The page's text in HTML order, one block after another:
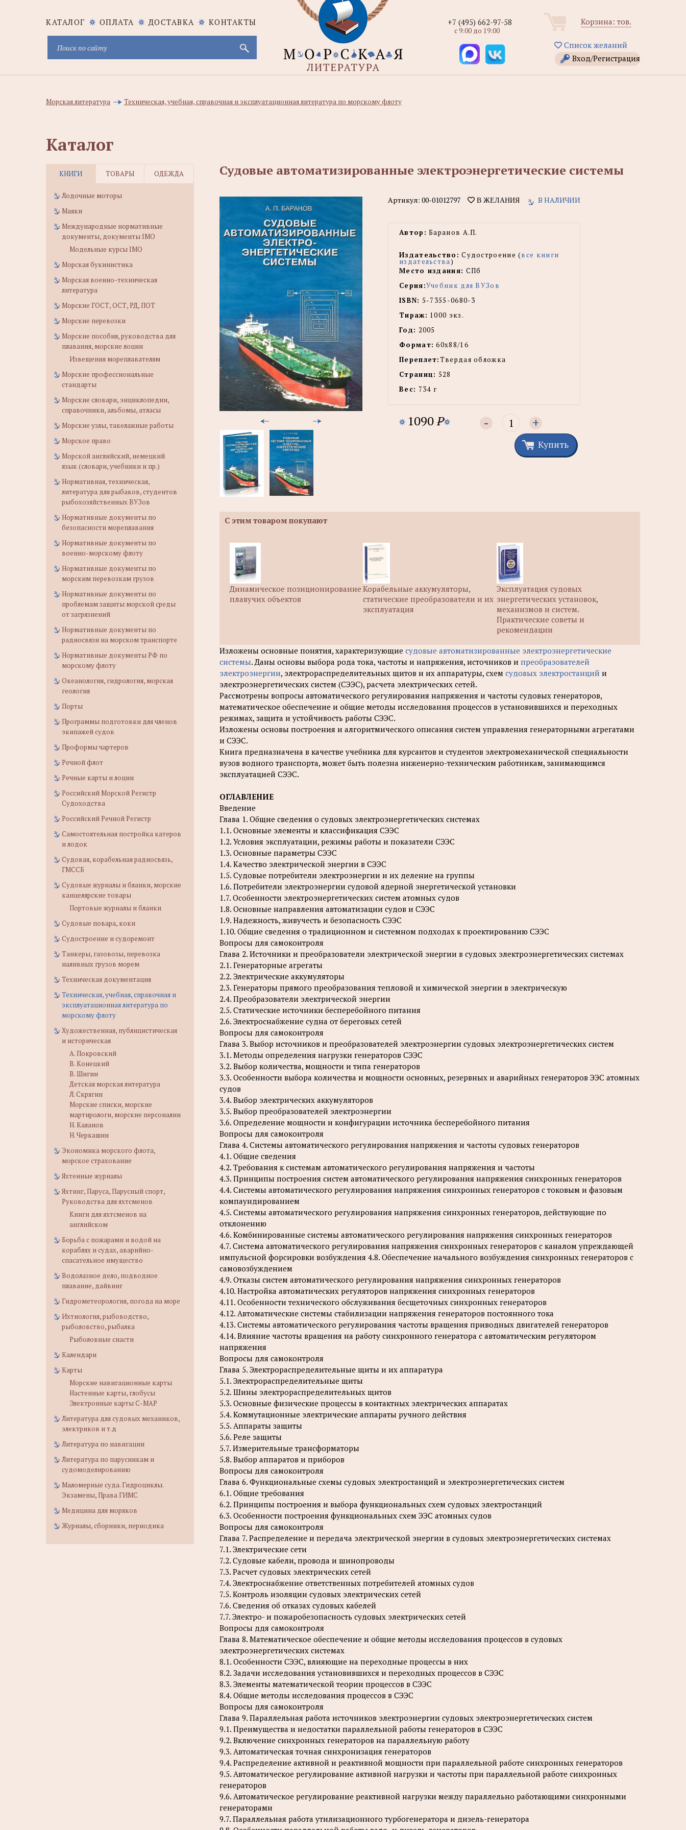
КАТАЛОГ ОПЛАТА ДОСТАВКА КОНТАКТЫ Корзина: тов.
Список желаний
Вход/Регистрация
+7 (495) 662-97-58
с 9:00 до 19:00
Морская литература Техническая, учебная, справочная и эксплуатационная литература по морскому флоту
Каталог
КНИГИ ТОВАРЫ ОДЕЖДА
Лодочные моторы
Маяки
Международные нормативные
документы, документы IMO
Модельные курсы IMO
Морская букинистика
Морская военно-техническая
литература
Морские ГОСТ, ОСТ, РД, ПОТ
Морские перевозки
Морские пособия, руководства для
плавания, морские лоции
Извещения мореплавателям
Морские профессиональные
стандарты
Морские словари, энциклопедии,
справочники, альбомы, атласы
Морские узлы, такелажные работы
Морское право
Морской английский, немецкий
язык (словари, учебники и пр.)
Нормативная, техническая,
литература для рыбаков, студентов
рыбохозяйственных ВУЗов
Нормативные документы по
безопасности мореплавания
Нормативные документы по
военно-морскому флоту
Нормативные документы по
морским перевозкам грузов
Нормативные документы по
проблемам защиты морской среды
от загрязнений
Нормативные документы по
радиосвязи на морском транспорте
Нормативные документы РФ по
морскому флоту
Океанология, гидрология, морская
геология
Порты
Программы подготовки для членов
экипажей судов
Проформы чартеров
Речной флот
Речные карты и лоции
Российский Морской Регистр
Судоходства
Российский Речной Регистр
Самостоятельная постройка катеров
и лодок
Судовая, корабельная радиосвязь,
ГМССБ
Судовые журналы и бланки, морские
канцелярские товары
Портовые журналы и бланки
Судовые повара, коки
Судостроение и судоремонт
Танкеры, газовозы, перевозка
наливных грузов морем
Техническая документация
Техническая, учебная, справочная и
эксплуатационная литература по
морскому флоту
Художественная, публицистическая
и историческая
А. Покровский
В. Конецкий
В. Шигин
Детская морская литература
Л. Скрягин
Морские списки, морские
мартирологи, морские персоналии
Н. Каланов
Н. Черкашин
Экономика морского флота,
морское страхование
Яхтенные журналы
Яхтинг, Паруса, Парусный спорт,
Руководства для яхтсменов
Книги для яхтсменов на
английском
Борьба с пожарами и водой на
кораблях и судах, аварийно-
спасательное имущество
Водолазное дело, подводное
плавание, дайвинг
Гидрометеорология, погода на море
Ихтиология, рыбоводство,
рыболовство, рыбалка
Рыболовные снасти
Календари
Карты
Морские навигационные карты
Настенные карты, глобусы
Электронные карты C-MAP
Литература для судовых механиков,
электриков и т.д
Литература по навигации
Литература по парусникам и
судомоделированию
Маломерные суда. Гидроциклы.
Экзамены, Права ГИМС
Медицина для моряков
Журналы, сборники, периодика
Судовые автоматизированные электроэнергетические системы
Артикул: 00-01012797 В ЖЕЛАНИЯ В НАЛИЧИИ
Автор: Баранов А.П.
Издательство: Судостроение (все книги
издательства)
Место издания: СПб
Серия:Учебник для ВУЗов
ISBN: 5-7355-0680-3
Тираж: 1000 экз.
Год: 2005
Формат: 60х88/16
Переплет:Твердая обложка
Страниц: 528
Вес: 734 г
1090P - +
Купить
С этим товаром покупают
Динамическое позиционирование
плавучих объектов
Корабельные аккумуляторы,
статические преобразователи и их
эксплуатация
Эксплуатация судовых
энергетических установок,
механизмов и систем.
Практические советы и
рекомендации
Изложены основные понятия, характеризующие судовые автоматизированные электроэнергетические
системы. Даны основы выбора рода тока, частоты и напряжения, источников и преобразователей
электроэнергии, электрораспределительных щитов и их аппаратуры, схем судовых электростанций и
электроэнергетических систем (СЭЭС), расчета электрических сетей.
Рассмотрены вопросы автоматического регулирования напряжения и частоты судовых генераторов,
математическое обеспечение и общие методы исследования процессов в установившихся и переходных
режимах, защита и устойчивость работы СЭЭС.
Изложены основы построения и алгоритмического описания систем управления генераторными агрегатами
и СЭЭС.
Книга предназначена в качестве учебника для курсантов и студентов электромеханической специальности
вузов водного транспорта, может быть полезна инженерно-техническим работникам, занимающимся
эксплуатацией СЭЭС.
ОГЛАВЛЕНИЕ
Введение
Глава 1. Общие сведения о судовых электроэнергетических системах
1.1. Основные элементы и классификация СЭЭС
1.2. Условия эксплуатации, режимы работы и показатели СЭЭС
1.3. Основные параметры СЭЭС
1.4. Качество электрической энергии в СЭЭС
1.5. Судовые потребители электроэнергии и их деление на группы
1.6. Потребители электроэнергии судовой ядерной энергетической установки
1.7. Особенности электроэнергетических систем атомных судов
1.8. Основные направления автоматизации судов и СЭЭС
1.9. Надежность, живучесть и безопасность СЭЭС
1.10. Общие сведения о традиционном и системном подходах к проектированию СЭЭС
Вопросы для самоконтроля
Глава 2. Источники и преобразователи электрической энергии в судовых электроэнергетических системах
2.1. Генераторные агрегаты
2.2. Электрические аккумуляторы
2.3. Генераторы прямого преобразования тепловой и химической энергии в электрическую
2.4. Преобразователи электрической энергии
2.5. Статические источники бесперебойного питания
2.6. Электроснабжение судна от береговых сетей
Вопросы для самоконтроля
Глава 3. Выбор источников и преобразователей электроэнергии судовых электроэнергетических систем
3.1. Методы определения нагрузки генераторов СЭЭС
3.2. Выбор количества, мощности и типа генераторов
3.3. Особенности выбора количества и мощности основных, резервных и аварийных генераторов ЭЭС атомных
судов
3.4. Выбор электрических аккумуляторов
3.5. Выбор преобразователей электроэнергии
3.6. Определение мощности и конфигурации источника бесперебойного питания
Вопросы для самоконтроля
Глава 4. Системы автоматического регулирования напряжения и частоты судовых генераторов
4.1. Общие сведения
4.2. Требования к системам автоматического регулирования напряжения и частоты
4.3. Принципы построения систем автоматического регулирования напряжения синхронных генераторов
4.4. Системы автоматического регулирования напряжения синхронных генераторов с токовым и фазовым
компаундированием
4.5. Системы автоматического регулирования напряжения синхронных генераторов, действующие по
отклонению
4.6. Комбинированные системы автоматического регулирования напряжения синхронных генераторов
4.7. Система автоматического регулирования напряжения синхронных генераторов с каналом упреждающей
импульсной форсировки возбуждения 4.8. Обеспечение начального возбуждения синхронных генераторов с
самовозбуждением
4.9. Отказы систем автоматического регулирования напряжения синхронных генераторов
4.10. Настройка автоматических регуляторов напряжения синхронных генераторов
4.11. Особенности технического обслуживания бесщеточных синхронных генераторов
4.12. Автоматические системы стабилизации напряжения генераторов постоянного тока
4.13. Системы автоматического регулирования частоты вращения приводных двигателей генераторов
4.14. Влияние частоты вращения на работу синхронного генератора с автоматическим регулятором
напряжения
Вопросы для самоконтроля
Глава 5. Электрораспределительные щиты и их аппаратура
5.1. Электрораспределительные щиты
5.2. Шины электрораспределительных щитов
5.3. Основные физические процессы в контактных электрических аппаратах
5.4. Коммутационные электрические аппараты ручного действия
5.5. Аппараты защиты
5.6. Реле защиты
5.7. Измерительные трансформаторы
5.8. Выбор аппаратов и приборов
Вопросы для самоконтроля
Глава 6. Функциональные схемы судовых электростанций и электроэнергетических систем
6.1. Общие требования
6.2. Принципы построения и выбора функциональных схем судовых электростанций
6.3. Особенности построения функциональных схем ЭЭС атомных судов
Вопросы для самоконтроля
Глава 7. Распределение и передача электрической энергии в судовых электроэнергетических системах
7.1. Электрические сети
7.2. Судовые кабели, провода и шинопроводы
7.3. Расчет судовых электрических сетей
7.4. Электроснабжение ответственных потребителей атомных судов
7.5. Контроль изоляции судовых электрических сетей
7.6. Сведения об отказах судовых кабелей
7.7. Электро- и пожаробезопасность судовых электрических сетей
Вопросы ддя самоконтроля
Глава 8. Математическое обеспечение и общие методы исследования процессов в судовых
электроэнергетических системах
8.1. Особенности СЭЭС, влияющие на переходные процессы в них
8.2. Задачи исследования установившихся и переходных процессов в СЭЭС
8.3. Элементы математической теории процессов в СЭЭС
8.4. Общие методы исследования процессов в СЭЭС
Вопросы для самоконтроля
Глава 9. Параллельная работа источников электроэнергии судовых электроэнергетических систем
9.1. Преимущества и недостатки параллельной работы генераторов в СЭЭС
9.2. Включение синхронных генераторов на параллельную работу
9.3. Автоматическая точная синхронизация генераторов
9.4. Распределение активной и реактивной мощности при параллельной работе синхронных генераторов
9.5. Автоматическое регулирование активной нагрузки и частоты при параллельной работе синхронных
генераторов
9.6. Автоматическое регулирование реактивной нагрузки между параллельно работающими синхронными
генераторами
9.7. Параллельная работа утилизационного турбогенератора и дизель-генератора